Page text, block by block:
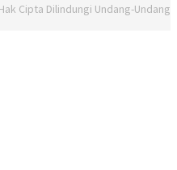
Cipta Dilindungi Undang-Undang